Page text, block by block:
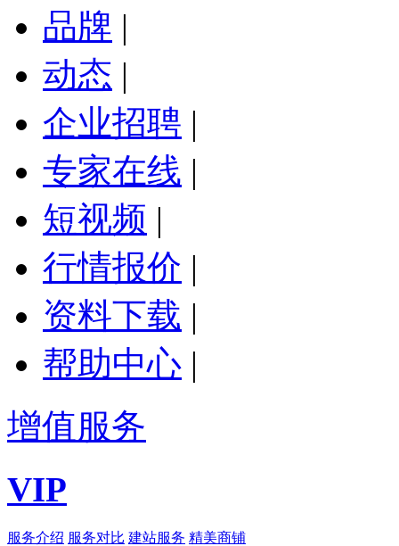
品牌 |
动态 |
企业招聘 |
专家在线 |
短视频 |
行情报价 |
资料下载 |
帮助中心 |
增值服务
VIP
服务介绍 服务对比 建站服务 精美商铺